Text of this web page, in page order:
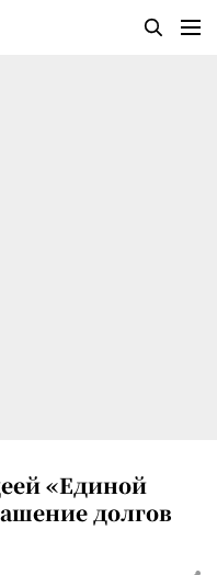
«Единой
долгов